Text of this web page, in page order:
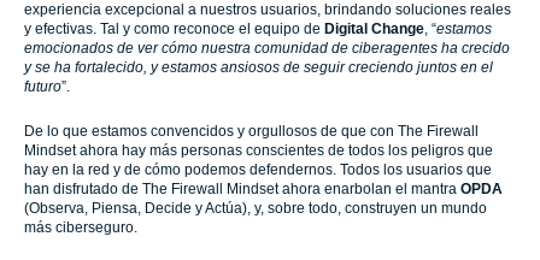
experiencia excepcional a nuestros usuarios, brindando soluciones reales
y efectivas. Tal y como reconoce el equipo de Digital Change, “estamos
emocionados de ver cómo nuestra comunidad de ciberagentes ha crecido
y se ha fortalecido, y estamos ansiosos de seguir creciendo juntos en el
futuro”.
De lo que estamos convencidos y orgullosos de que con The Firewall
Mindset ahora hay más personas conscientes de todos los peligros que
hay en la red y de cómo podemos defendernos. Todos los usuarios que
han disfrutado de The Firewall Mindset ahora enarbolan el mantra OPDA
(Observa, Piensa, Decide y Actúa), y, sobre todo, construyen un mundo
más ciberseguro.